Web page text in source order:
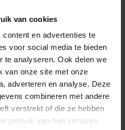
van cookies
en advertenties te
voor social media te bieden
te analyseren. Ook delen we
van onze site met onze
adverteren en analyse. Deze
combineren met andere
verstrekt of die ze hebben
gebruik van hun services.